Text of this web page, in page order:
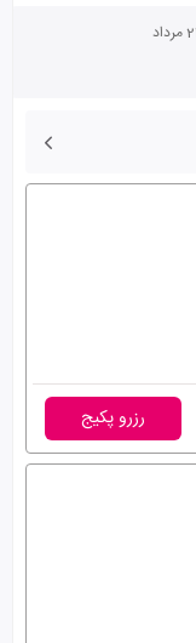
رزرو پکیج